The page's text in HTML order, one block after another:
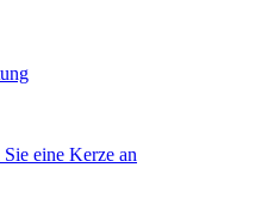
eine Kerze an